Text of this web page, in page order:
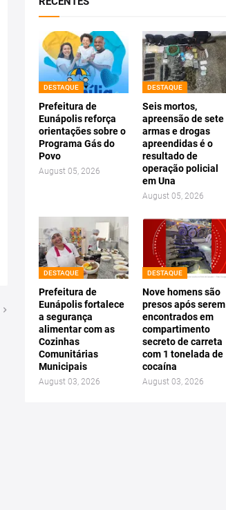
DESTAQUE
Prefeitura de
Eunápolis reforça
orientações sobre o
Programa Gás do
Povo
August 05, 2026
DESTAQUE
Seis mortos,
apreensão de sete
armas e drogas
apreendidas é o
resultado de
operação policial
em Una
August 05, 2026
DESTAQUE
Prefeitura de
Eunápolis fortalece
a segurança
alimentar com as
Cozinhas
Comunitárias
Municipais
August 03, 2026
DESTAQUE
Nove homens são
presos após serem
encontrados em
compartimento
secreto de carreta
com 1 tonelada de
cocaína
August 03, 2026